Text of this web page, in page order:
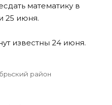
математику в
25 июня.
известны 24 июня.
район